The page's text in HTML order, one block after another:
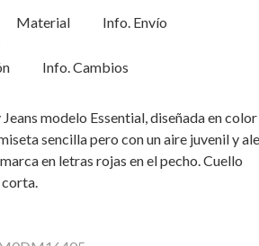
Material Info. Envío
Info. Cambios
modelo Essential, diseñada en
sencilla pero con un aire juvenil y
en letras rojas en el pecho. Cuello
corta.